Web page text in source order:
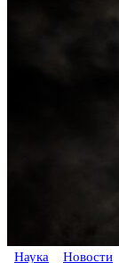
Наука Новости